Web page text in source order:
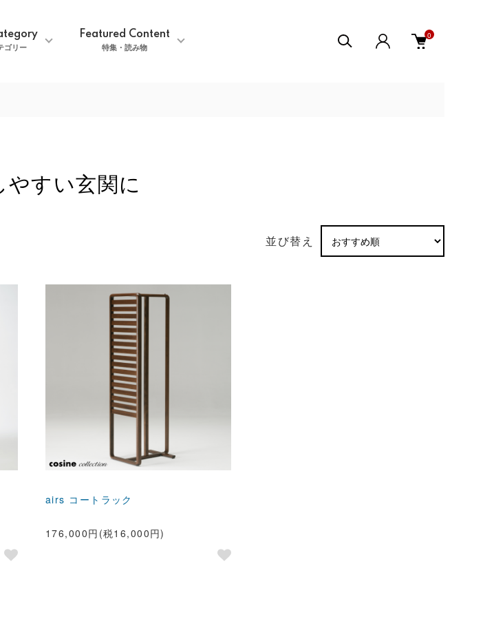
ゴリー
Featured Content
特集・読み物
0
やすい玄関に
並び替え
airs コートラック
176,000円(税16,000円)